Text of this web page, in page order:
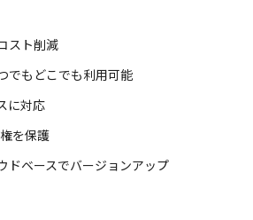
スト削減
でもどこでも利用可能
に対応
を保護
ドベースでバージョンアップ